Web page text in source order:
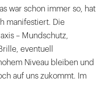
war schon immer so, hat
manifestiert. Die
– Mundschutz,
eventuell
Niveau bleiben und
auf uns zukommt. Im